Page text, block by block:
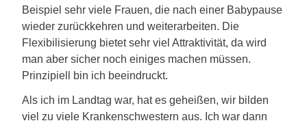
Beispiel sehr viele Frauen, die nach einer Babypause
wieder zurückkehren und weiterarbeiten. Die
Flexibilisierung bietet sehr viel Attraktivität, da wird
man aber sicher noch einiges machen müssen.
Prinzipiell bin ich beeindruckt.
Als ich im Landtag war, hat es geheißen, wir bilden
viel zu viele Krankenschwestern aus. Ich war dann